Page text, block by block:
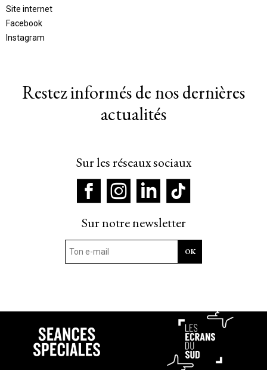
Site internet
Facebook
Instagram
Restez informés de nos dernières
actualités
Sur les réseaux sociaux
Sur notre newsletter